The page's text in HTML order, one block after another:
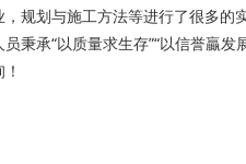
规划与施工方法等进行了很多的
承“以质量求生存”“以信誉贏发